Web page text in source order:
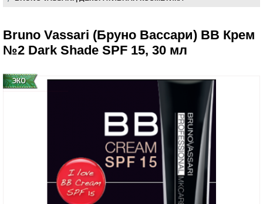
Bruno Vassari (Бруно Вассари) BB Крем
№2 Dark Shade SPF 15, 30 мл